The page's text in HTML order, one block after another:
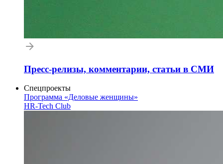
Пресс-релизы, комментарии, статьи в СМИ
Спецпроекты
Программа «Деловые женщины»
HR-Tech Club